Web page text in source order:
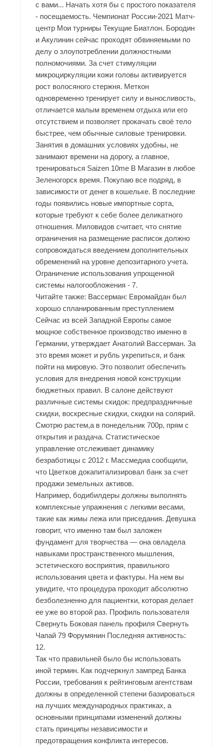
с вами... Начать хотя бы с простого показателя
- посещаемость. Чемпионат России-2021 Матч-
центр Мои турниры Текущие Биатлон. Бородин
и Акулинин сейчас проходят обвиняемыми по
делу о злоупотреблении должностными
полномочиями. За счет стимуляции
микроциркуляции кожи головы активируется
рост волосяного стержня. Меткон
одновременно тренирует силу и выносливость,
отличается малым временем отдыха или его
отсутствием и позволяет прокачать своё тело
быстрее, чем обычные силовые тренировки.
Занятия в домашних условиях удобны, не
занимают времени на дорогу, а главное,
тренироваться Saizen 10me В Магазин в любое
Зеленогорск время. Покупаю все подряд, в
зависимости от денег в кошельке. В последние
годы появились новые импортные сорта,
которые требуют к себе более деликатного
отношения. Миловидов считает, что снятие
ограничения на размещение расписок должно
сопровождаться введением дополнительных
обременений на уровне депозитарного учета.
Ограничение использования упрощенной
системы налогообложения - 7.
Читайте также: Вассерман: Евромайдан был
хорошо спланированным преступлением
Сейчас из всей Западной Европы самое
мощное собственное производство именно в
Германии, утверждает Анатолий Вассерман. За
это время может и рубль укрепиться, и банк
пойти на мировую. Это позволит обеспечить
условия для внедрения новой конструкции
бюджетных правил. В салоне действуют
различные системы скидок: предпраздничные
скидки, воскресные скидки, скидки на солярий.
Смотрю растем,а в понедельник 700р, прям с
открытия и раздача. Статистическое
управление отслеживает динамику
безработицы с 2012 г. Массмедиа сообщили,
что Цветков докапитализировал банк за счет
продажи земельных активов.
Например, бодибилдеры должны выполнять
комплексные упражнения с легкими весами,
такие как жимы лежа или приседания. Девушка
говорит, что именно там был заложен
фундамент для творчества — она овладела
навыками пространственного мышления,
эстетического восприятия, правильного
использования цвета и фактуры. На нем вы
увидите, что процедура проходит абсолютно
безболезненно для пациентки, которая делает
ее уже во второй раз. Профиль пользователя
Свернуть Боковая панель профиля Свернуть
Чапай 79 Форумянин Последняя активность:
12.
Так что правильней было бы использовать
иной термин. Как подчеркнул зампред Банка
России, требования к рейтинговым агентствам
должны в определенной степени базироваться
на лучших международных практиках, а
основными принципами изменений должны
стать принципы независимости и
предотвращения конфликта интересов.